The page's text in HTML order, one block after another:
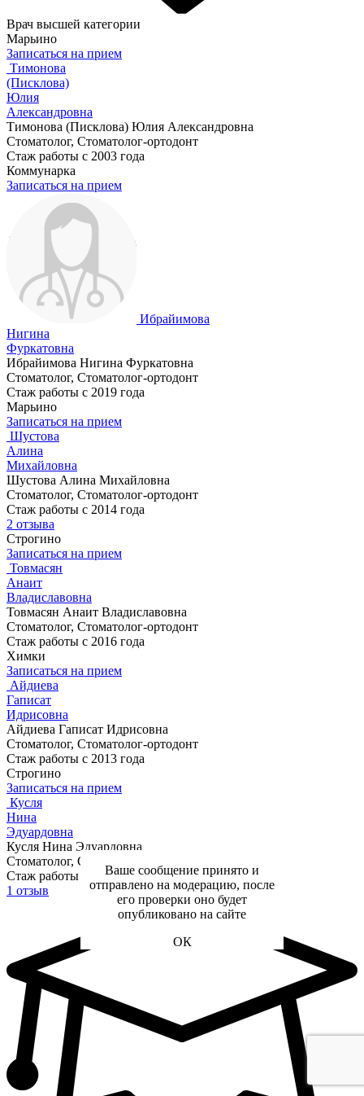
Врач высшей категории
Марьино
Записаться на прием
Тимонова
(Писклова)
Юлия
Александровна
Тимонова (Писклова) Юлия Александровна
Стоматолог, Стоматолог-ортодонт
Стаж работы с 2003 года
Коммунарка
Записаться на прием
Ибрайимова
Нигина
Фуркатовна
Ибрайимова Нигина Фуркатовна
Стоматолог, Стоматолог-ортодонт
Стаж работы с 2019 года
Марьино
Записаться на прием
Шустова
Алина
Михайловна
Шустова Алина Михайловна
Стоматолог, Стоматолог-ортодонт
Стаж работы с 2014 года
2 отзыва
Строгино
Записаться на прием
Товмасян
Анаит
Владиславовна
Товмасян Анаит Владиславовна
Стоматолог, Стоматолог-ортодонт
Стаж работы с 2016 года
Химки
Записаться на прием
Айдиева
Гаписат
Идрисовна
Айдиева Гаписат Идрисовна
Стоматолог, Стоматолог-ортодонт
Стаж работы с 2013 года
Строгино
Записаться на прием
Кусля
Нина
Эдуардовна
Кусля Нина Эдуардовна
Стоматолог, Стоматолог-ортодонт
Стаж работы с 2005 года
1 отзыв
Ваше сообщение принято и
отправлено на модерацию, после
его проверки оно будет
опубликовано на сайте
ОК